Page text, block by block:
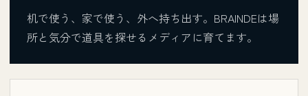
机で使う、家で使う、外へ持ち出す。BRAINDEは場
所と気分で道具を探せるメディアに育てます。